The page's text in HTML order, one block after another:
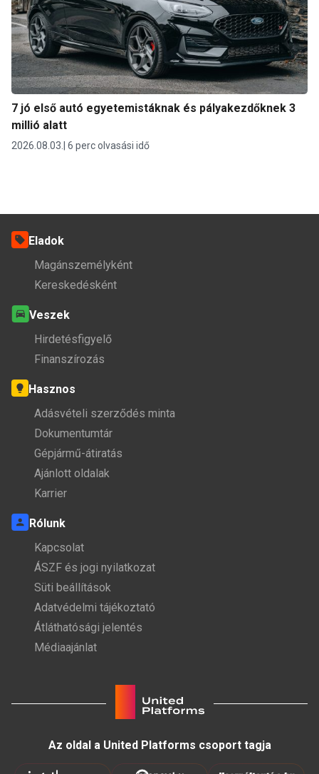
7 jó első autó egyetemistáknak és pályakezdőknek 3
millió alatt
2026.08.03. 6 perc olvasási idő
Eladok
Magánszemélyként
Kereskedésként
Veszek
Hirdetésfigyelő
Finanszírozás
Hasznos
Adásvételi szerződés minta
Dokumentumtár
Gépjármű-átiratás
Ajánlott oldalak
Karrier
Rólunk
Kapcsolat
ÁSZF és jogi nyilatkozat
Süti beállítások
Adatvédelmi tájékoztató
Átláthatósági jelentés
Médiaajánlat
Az oldal a United Platforms csoport tagja